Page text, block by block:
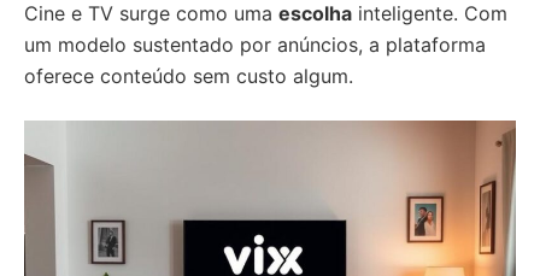
Cine e TV surge como uma escolha inteligente. Com
um modelo sustentado por anúncios, a plataforma
oferece conteúdo sem custo algum.